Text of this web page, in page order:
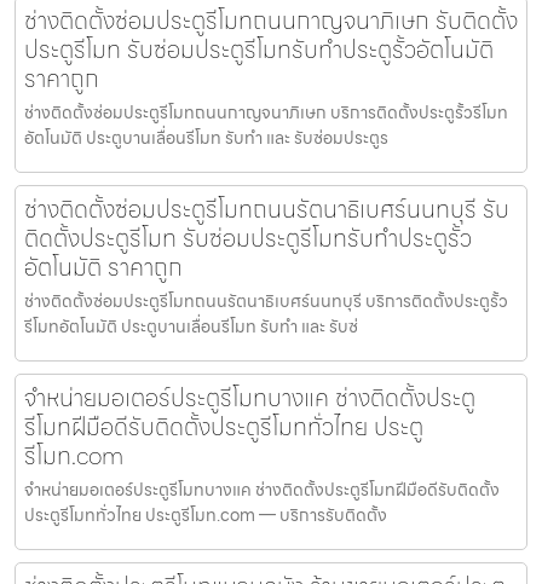
ช่างติดตั้งซ่อมประตูรีโมทถนนกาญจนาภิเษก รับติดตั้ง
ประตูรีโมท รับซ่อมประตูรีโมทรับทำประตูรั้วอัตโนมัติ
ราคาถูก
ช่างติดตั้งซ่อมประตูรีโมทถนนกาญจนาภิเษก บริการติดตั้งประตูรั้วรีโมท
อัตโนมัติ ประตูบานเลื่อนรีโมท รับทำ และ รับซ่อมประตูร
ช่างติดตั้งซ่อมประตูรีโมทถนนรัตนาธิเบศร์นนทบุรี รับ
ติดตั้งประตูรีโมท รับซ่อมประตูรีโมทรับทำประตูรั้ว
อัตโนมัติ ราคาถูก
ช่างติดตั้งซ่อมประตูรีโมทถนนรัตนาธิเบศร์นนทบุรี บริการติดตั้งประตูรั้ว
รีโมทอัตโนมัติ ประตูบานเลื่อนรีโมท รับทำ และ รับซ่
จำหน่ายมอเตอร์ประตูรีโมทบางแค ช่างติดตั้งประตู
รีโมทฝีมือดีรับติดตั้งประตูรีโมททั่วไทย ประตู
รีโมท.com
จำหน่ายมอเตอร์ประตูรีโมทบางแค ช่างติดตั้งประตูรีโมทฝีมือดีรับติดตั้ง
ประตูรีโมททั่วไทย ประตูรีโมท.com — บริการรับติดตั้ง